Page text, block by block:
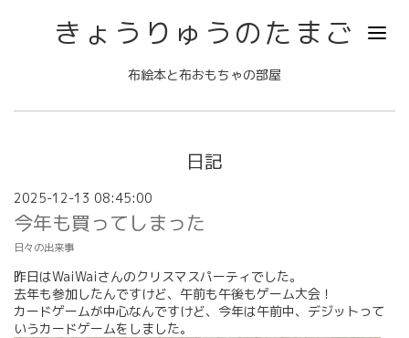
きょうりゅうのたまご
布絵本と布おもちゃの部屋
日記
2025-12-13 08:45:00
今年も買ってしまった
日々の出来事
昨日はWaiWaiさんのクリスマスパーティでした。
去年も参加したんですけど、午前も午後もゲーム大会！
カードゲームが中心なんですけど、今年は午前中、デジットって
いうカードゲームをしました。